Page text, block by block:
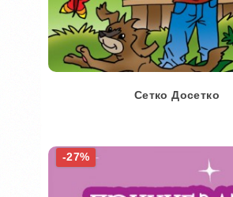
Сетко Досетко
Во кошничка
Додај во желби
-27%